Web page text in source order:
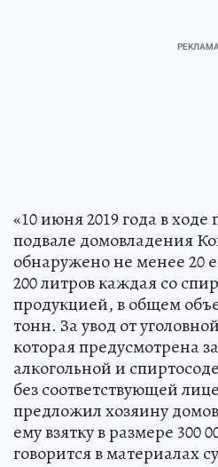
«10 июня 2019 года в
подвале домовладения
обнаружено не менее 20
200 литров каждая со
продукцией, в общем
тонн. За увод от
которая предусмотрена
алкогольной и
без соответствующей
предложил хозяину
ему взятку в размере 300
говорится в материалах